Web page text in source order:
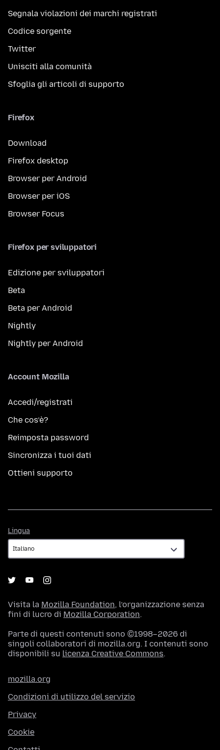
Segnala violazioni dei marchi registrati
Codice sorgente
Twitter
Unisciti alla comunità
Sfoglia gli articoli di supporto
Firefox
Download
Firefox desktop
Browser per Android
Browser per iOS
Browser Focus
Firefox per sviluppatori
Edizione per sviluppatori
Beta
Beta per Android
Nightly
Nightly per Android
Account Mozilla
Accedi/registrati
Che cos’è?
Reimposta password
Sincronizza i tuoi dati
Ottieni supporto
Lingua
Visita la Mozilla Foundation, l’organizzazione senza
fini di lucro di Mozilla Corporation.
Parte di questi contenuti sono ©1998–2026 di
singoli collaboratori di mozilla.org. I contenuti sono
disponibili su licenza Creative Commons.
mozilla.org
Condizioni di utilizzo del servizio
Privacy
Cookie